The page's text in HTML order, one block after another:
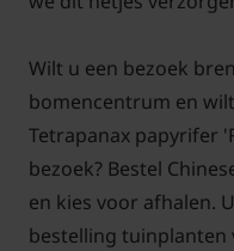
bladeren snel kunnen
Tetrapanax ‘Rex’
vruchtbare,
blijven maar wel
wortels voldoende
drassig wordt.
Wilt u een bezoek
bomencentrum en
Tetrapanax papyrifer
bezoek? Bestel
en kies voor afhalen.
bestelling tuinplanten